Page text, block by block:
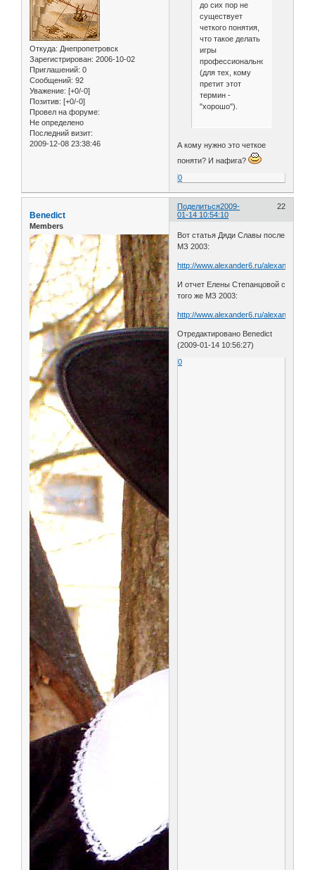
Откуда: Днепропетровск
Зарегистрирован: 2006-10-02
Приглашений: 0
Сообщений: 92
Уважение: [+0/-0]
Позитив: [+0/-0]
Провел на форуме:
Не определено
Последний визит:
2009-12-08 23:38:46
до сих пор не
существует
четкого понятия,
что такое делать
игры
профессионально
(для тех, кому
претит этот
термин -
"хорошо").
А кому нужно это четкое
поняти? И нафига?
0
Поделиться 22
2009-
01-14 10:54:10
Benedict
Members
Вот статья Дяди Славы после
МЗ 2003:
http://www.alexander6.ru/alexander6/
И отчет Елены Степанцовой с
того же МЗ 2003:
http://www.alexander6.ru/alexander6/
Отредактировано Benedict
(2009-01-14 10:56:27)
0